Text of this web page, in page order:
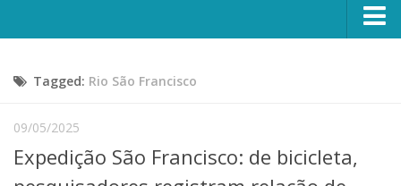
CONTATO
Escola, Institutos e Órgãos
Núcleos e Comissões
Telefones e Mapas
Pessoas
Tagged: Rio São Francisco
09/05/2025
Expedição São Francisco: de bicicleta,